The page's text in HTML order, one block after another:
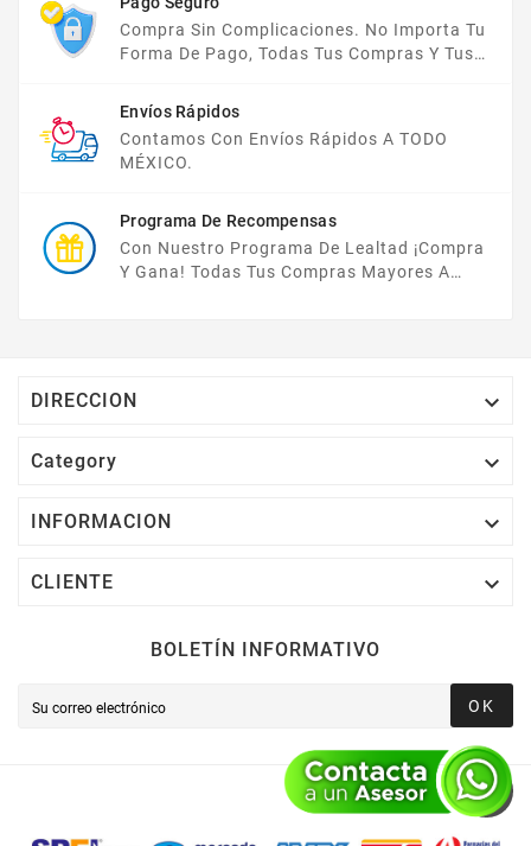
Compra Sin Complicaciones. No Importa Tu
Forma De Pago, Todas Tus Compras Y Tus
Envíos Rápidos
Contamos Con Envíos Rápidos A TODO
MÉXICO.
Programa De Recompensas
Con Nuestro Programa De Lealtad ¡compra
Y Gana! Todas Tus Compras Mayores A
DIRECCION 
Category 
INFORMACION 
CLIENTE 
BOLETÍN INFORMATIVO
OK